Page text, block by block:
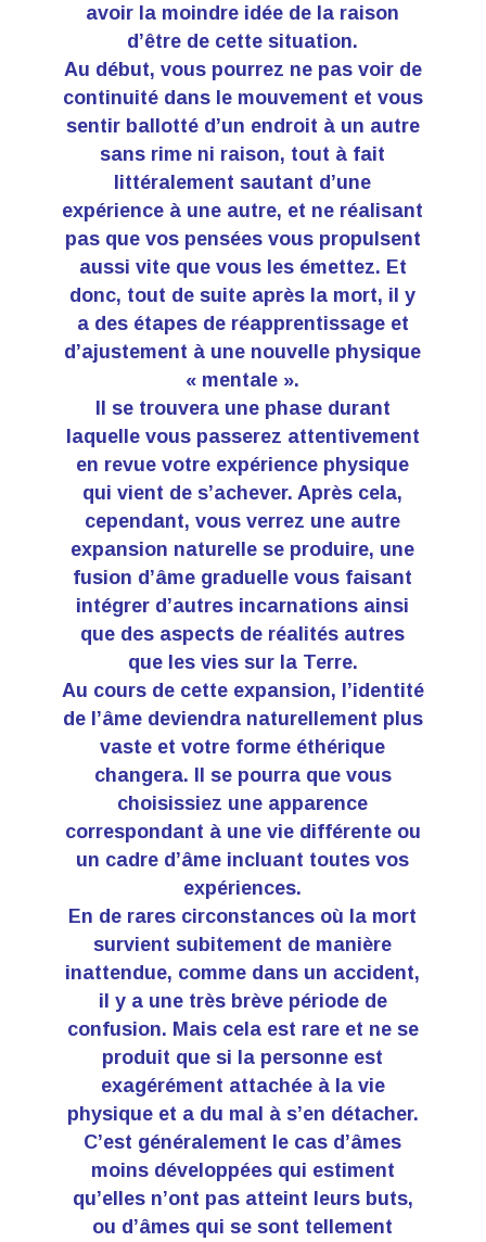
avoir la moindre idée de la raison
d’être de cette situation.
Au début, vous pourrez ne pas voir de
continuité dans le mouvement et vous
sentir ballotté d’un endroit à un autre
sans rime ni raison, tout à fait
littéralement sautant d’une
expérience à une autre, et ne réalisant
pas que vos pensées vous propulsent
aussi vite que vous les émettez. Et
donc, tout de suite après la mort, il y
a des étapes de réapprentissage et
d’ajustement à une nouvelle physique
« mentale ».
Il se trouvera une phase durant
laquelle vous passerez attentivement
en revue votre expérience physique
qui vient de s’achever. Après cela,
cependant, vous verrez une autre
expansion naturelle se produire, une
fusion d’âme graduelle vous faisant
intégrer d’autres incarnations ainsi
que des aspects de réalités autres
que les vies sur la Terre.
Au cours de cette expansion, l’identité
de l’âme deviendra naturellement plus
vaste et votre forme éthérique
changera. Il se pourra que vous
choisissiez une apparence
correspondant à une vie différente ou
un cadre d’âme incluant toutes vos
expériences.
En de rares circonstances où la mort
survient subitement de manière
inattendue, comme dans un accident,
il y a une très brève période de
confusion. Mais cela est rare et ne se
produit que si la personne est
exagérément attachée à la vie
physique et a du mal à s’en détacher.
C’est généralement le cas d’âmes
moins développées qui estiment
qu’elles n’ont pas atteint leurs buts,
ou d’âmes qui se sont tellement